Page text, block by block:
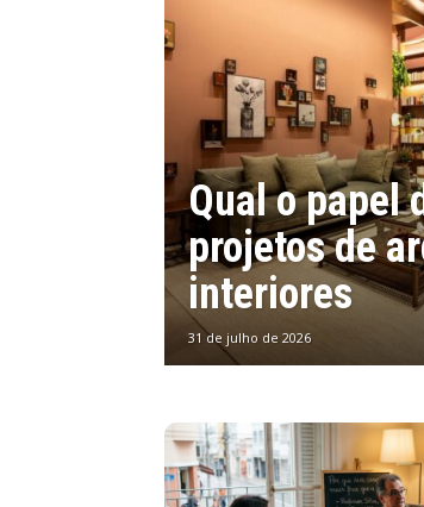
Qual o papel
projetos de
interiores
31 de julho de 2026